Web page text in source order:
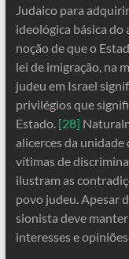
Judaico para
ideológica básica
noção de que o
lei de imigração, na
judeu em Israel
privilégios que
Estado. [28]
alicerces da unidade
vítimas de
ilustram as
povo judeu. Apesar
sionista deve manter
interesses e